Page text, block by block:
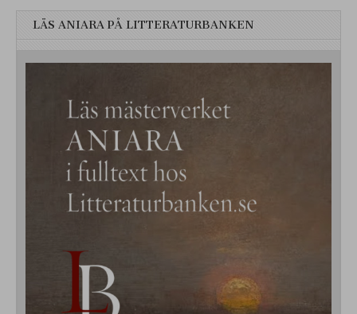
LÄS ANIARA PÅ LITTERATURBANKEN